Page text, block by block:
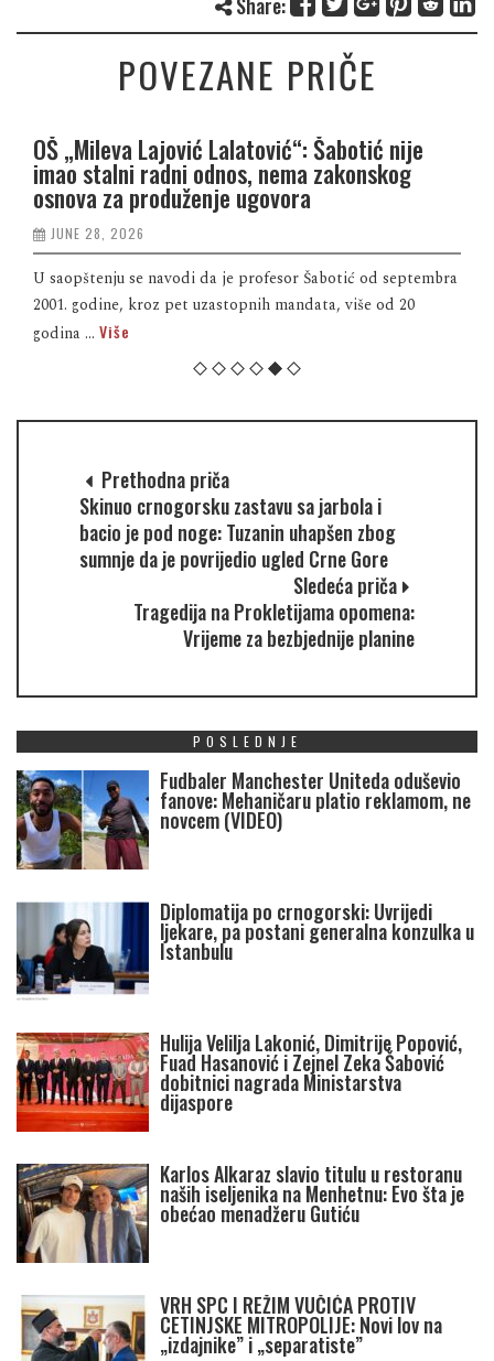
Share:
POVEZANE PRIČE
OŠ „Mileva Lajović Lalatović“: Šabotić nije
imao stalni radni odnos, nema zakonskog
osnova za produženje ugovora
JUNE 28, 2026
U saopštenju se navodi da je profesor Šabotić od septembra
2001. godine, kroz pet uzastopnih mandata, više od 20
godina ... Više
Prethodna priča
Skinuo crnogorsku zastavu sa jarbola i
bacio je pod noge: Tuzanin uhapšen zbog
sumnje da je povrijedio ugled Crne Gore
Sledeća priča
Tragedija na Prokletijama opomena:
Vrijeme za bezbjednije planine
POSLEDNJE
Fudbaler Manchester Uniteda oduševio
fanove: Mehaničaru platio reklamom, ne
novcem (VIDEO)
Diplomatija po crnogorski: Uvrijedi
ljekare, pa postani generalna konzulka u
Istanbulu
Hulija Velilja Lakonić, Dimitrije Popović,
Fuad Hasanović i Zejnel Zeka Šabović
dobitnici nagrada Ministarstva
dijaspore
Karlos Alkaraz slavio titulu u restoranu
naših iseljenika na Menhetnu: Evo šta je
obećao menadžeru Gutiću
VRH SPC I REŽIM VUČIĆA PROTIV
CETINJSKE MITROPOLIJE: Novi lov na
„izdajnike” i „separatiste”